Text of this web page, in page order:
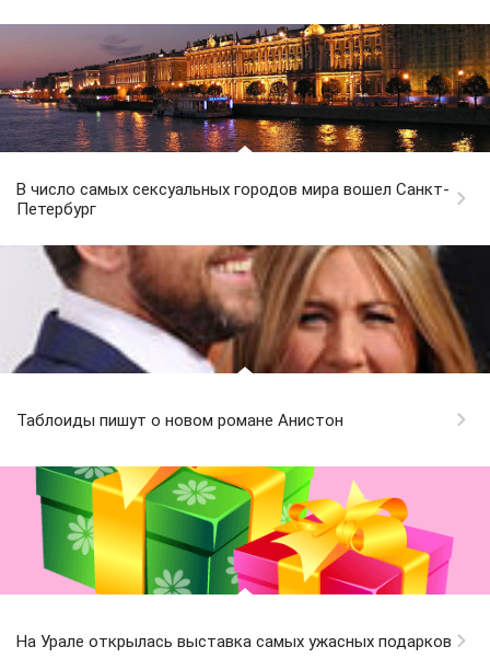
В число самых сексуальных городов мира вошел Санкт-
Петербург
Таблоиды пишут о новом романе Анистон
На Урале открылась выставка самых ужасных подарков